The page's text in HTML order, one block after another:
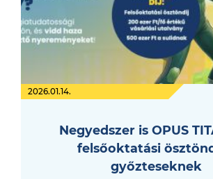
2026.01.14.
Negyedszer is OPUS
felsőoktatási
győzteseknek